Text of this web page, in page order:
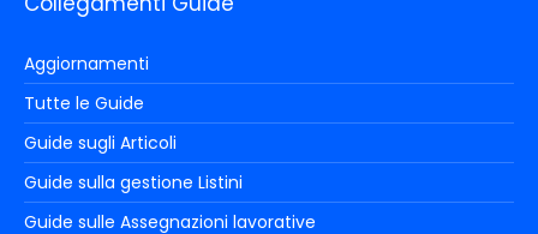
Aggiornamenti
Tutte le Guide
Guide sugli Articoli
Guide sulla gestione Listini
Guide sulle Assegnazioni lavorative